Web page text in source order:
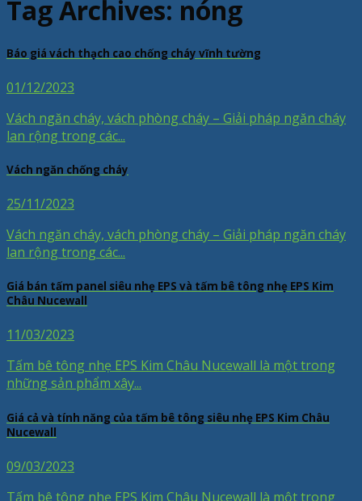
Tag Archives: nóng
Báo giá vách thạch cao chống cháy vĩnh tường
01/12/2023
Vách ngăn cháy, vách phòng cháy – Giải pháp ngăn cháy
lan rộng trong các...
Vách ngăn chống cháy
25/11/2023
Vách ngăn cháy, vách phòng cháy – Giải pháp ngăn cháy
lan rộng trong các...
Giá bán tấm panel siêu nhẹ EPS và tấm bê tông nhẹ EPS Kim
Châu Nucewall
11/03/2023
Tấm bê tông nhẹ EPS Kim Châu Nucewall là một trong
những sản phẩm xây...
Giá cả và tính năng của tấm bê tông siêu nhẹ EPS Kim Châu
Nucewall
09/03/2023
Tấm bê tông nhẹ EPS Kim Châu Nucewall là một trong